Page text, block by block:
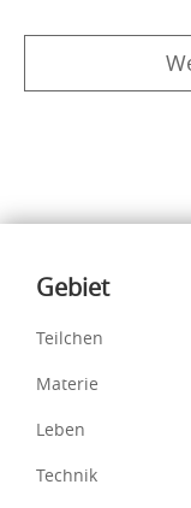
Inhalte
Gebiet
Teilchen
Materie
Leben
Technik